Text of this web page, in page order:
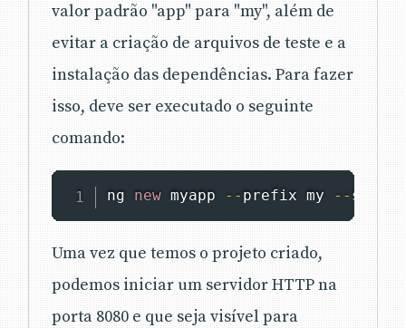
valor padrão "app" para "my", além de
evitar a criação de arquivos de teste e a
instalação das dependências. Para fazer
isso, deve ser executado o seguinte
comando:
ng new myapp -- prefix my -- skip
Uma vez que temos o projeto criado,
podemos iniciar um servidor HTTP na
porta 8080 e que seja visível para